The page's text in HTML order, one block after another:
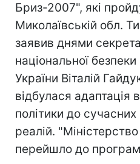
Бриз-2007", які
Миколаївській обл.
заявив днями
національної
України Віталій
відбулася адаптація
політики до
реалій.
перейшло до